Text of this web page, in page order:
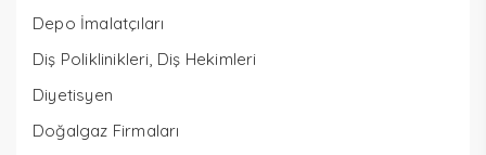
Depo İmalatçıları
Diş Poliklinikleri, Diş Hekimleri
Diyetisyen
Doğalgaz Firmaları